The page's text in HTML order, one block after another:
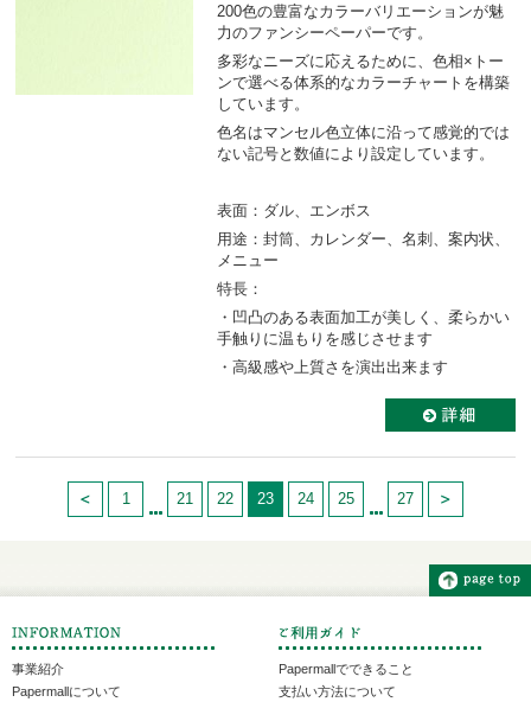
200色の豊富なカラーバリエーションが魅
力のファンシーペーパーです。
多彩なニーズに応えるために、色相×トー
ンで選べる体系的なカラーチャートを構築
しています。
色名はマンセル色立体に沿って感覚的では
ない記号と数値により設定しています。
表面：ダル、エンボス
用途：封筒、カレンダー、名刺、案内状、
メニュー
特長：
・凹凸のある表面加工が美しく、柔らかい
手触りに温もりを感じさせます
・高級感や上質さを演出出来ます
1 21 22 23 24 25 27
事業紹介
Papermallについて
Papermallでできること
支払い方法について